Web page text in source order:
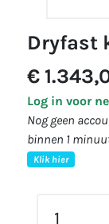
€
Log in voor
Nog geen
binnen 1
Klik hier